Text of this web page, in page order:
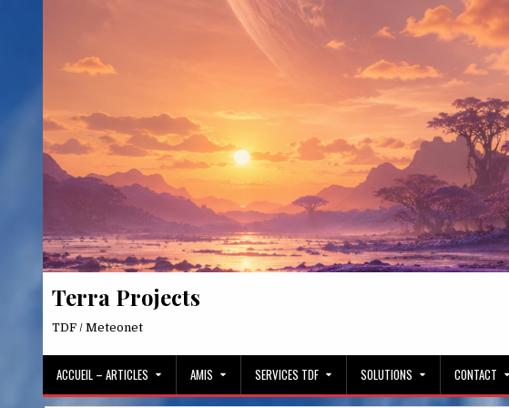
Terra Projects
TDF / Meteonet
ACCUEIL – ARTICLES AMIS SERVICES TDF SOLUTIONS CONTACT